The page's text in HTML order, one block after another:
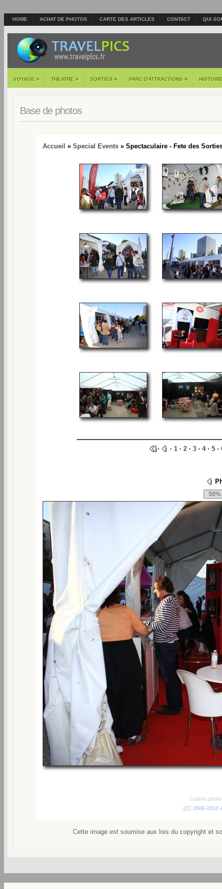
HOME ACHAT DE PHOTOS CARTE DES ARTICLES CONTACT QUI
VOYAGE » THEATRE » SORTIES » PARC D'ATTRACTIONS »
Base de photos
Accueil » Special Events » Spectaculaire - Fete des
· · 1 · 2 · 3 · 4· 5 ·
Galerie
(C) 2006-2010
Cette image est soumise aux lois du copyright et